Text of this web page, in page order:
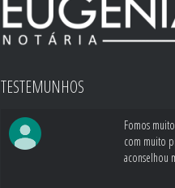
TESTEMUNHOS
Fomos
com muito
aconselhou